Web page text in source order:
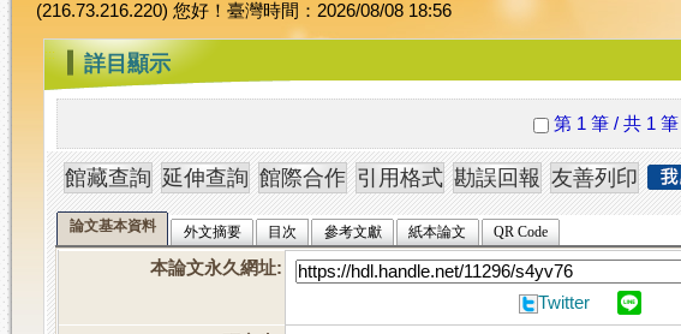
加
值
系
統
(216.73.216.220) 您好！臺灣時間：2026/08/08 18:56
::: 詳目顯示
第 1 筆 / 共 1 筆
論文基本資料 外文摘要 目次 參考文獻 紙本論文 QR Code
本論文永久網址:
Twitter